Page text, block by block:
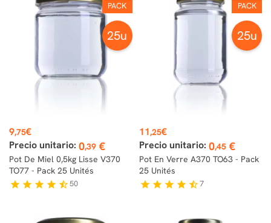
PACK
25u
Prix
9,75€
Precio unitario: 0,39 €
Pot De Miel 0,5kg Lisse V370
TO77 - Pack 25 Unités
star star star star star_half50
PACK
25u
Prix
11,25€
Precio unitario: 0,45€
Pot En Verre A370 TO63 - Pack
25 Unités
star star star star star_half7